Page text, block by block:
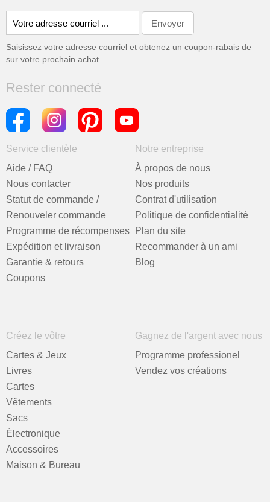
Saisissez votre adresse courriel et obtenez un coupon-rabais de
sur votre prochain achat
Rester connecté
Service clientèle
Aide / FAQ
Nous contacter
Statut de commande /
Renouveler commande
Programme de récompenses
Expédition et livraison
Garantie & retours
Coupons
Notre entreprise
À propos de nous
Nos produits
Contrat d'utilisation
Politique de confidentialité
Plan du site
Recommander à un ami
Blog
Créez le vôtre
Cartes & Jeux
Livres
Cartes
Vêtements
Sacs
Électronique
Accessoires
Maison & Bureau
Gagnez de l'argent avec nous
Programme professionel
Vendez vos créations